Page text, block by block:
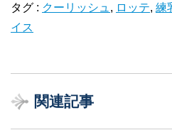
タグ : クーリッシュ , ロッテ, 練
イス
関連記事